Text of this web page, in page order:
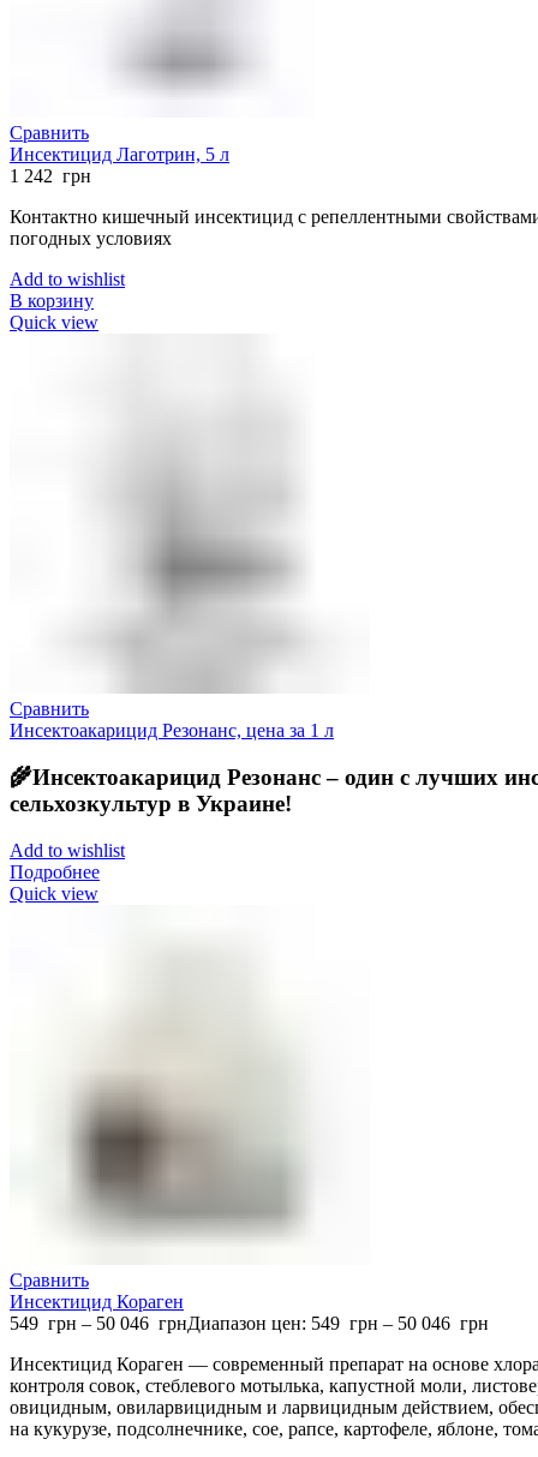
Сравнить
Инсектицид Лаготрин, 5 л
1 242 грн
Контактно кишечный инсектицид с репеллентными
погодных условиях
Add to wishlist
В корзину
Quick view
Сравнить
Инсектоакарицид Резонанс, цена за 1 л
🌾Инсектоакарицид Резонанс – один с лучших
сельхозкультур в Украине!
Add to wishlist
Подробнее
Quick view
Сравнить
Инсектицид Кораген
549 грн – 50 046 грнДиапазон цен: 549 грн – 50 046 грн
Инсектицид Кораген — современный препарат на основе
контроля совок, стеблевого мотылька, капустной моли,
овицидным, овиларвицидным и ларвицидным действием,
на кукурузе, подсолнечнике, сое, рапсе, картофеле, яблоне,